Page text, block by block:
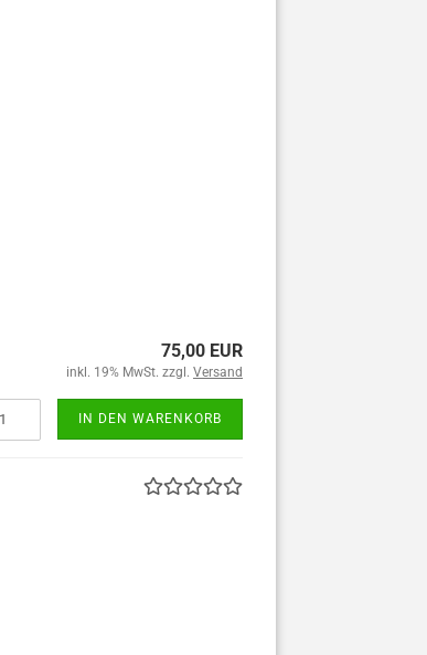
75,00 EUR
inkl. 19% MwSt. zzgl. Versand
IN DEN WARENKORB